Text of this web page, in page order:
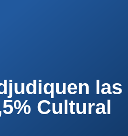
las
Cultural